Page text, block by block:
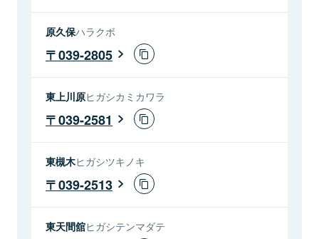
原久保ハラクボ
039-2805
東上川原ヒガシカミカワラ
039-2581
東槻木ヒガシツキノキ
039-2513
東天間舘ヒガシテンマダテ